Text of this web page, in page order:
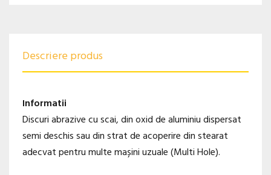
Descriere produs
Informatii
Discuri abrazive cu scai, din oxid de aluminiu dispersat
semi deschis sau din strat de acoperire din stearat
adecvat pentru multe mașini uzuale (Multi Hole).